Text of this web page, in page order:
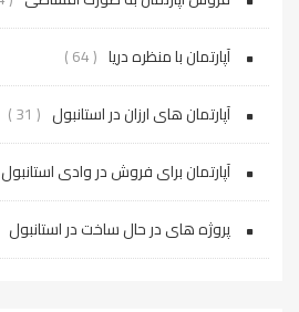
آپارتمان با منظره دریا ( 64 )
آپارتمان های ارزان در استانبول ( 31 )
آپارتمان برای فروش در وادی استانبول
پروژه‌ های در حال ساخت در استانبول